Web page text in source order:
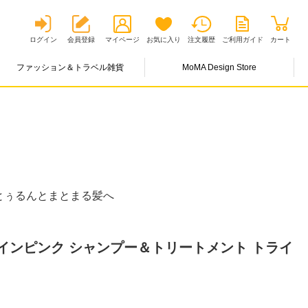
ログイン 会員登録 マイページ お気に入り 注文履歴 ご利用ガイド カート
ファッション＆トラベル雑貨 MoMA Design Store
るんとまとまる髪へ
ンピンク シャンプー＆トリートメント トライ